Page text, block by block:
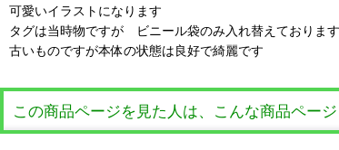
可愛いイラストになります
タグは当時物ですが ビニール袋のみ入れ替えております
古いものですが本体の状態は良好で綺麗です
この商品ページを見た人は、こんな商品ペー